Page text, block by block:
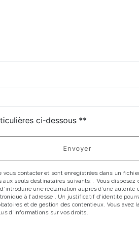
ci-dessous **
Envoyer
contacter et sont enregistrées dans un
seuls destinataires suivants: . Vous
une réclamation auprès d’une
à l'adresse . Un justificatif d'identité
et de gestion des contentieux. Vous
d’informations sur vos droits.